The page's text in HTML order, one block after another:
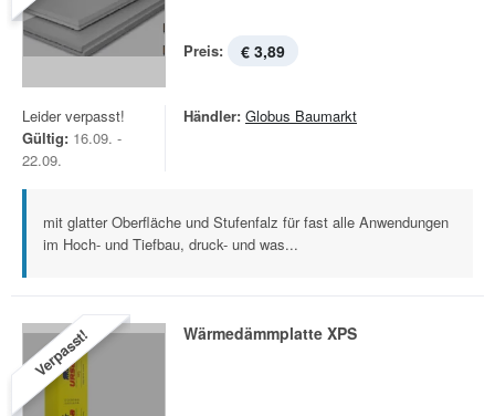
Preis: € 3,89
Leider verpasst!
Gültig: 16.09. -
22.09.
Händler: Globus Baumarkt
mit glatter Oberfläche und Stufenfalz für fast alle Anwendungen
im Hoch- und Tiefbau, druck- und was...
Verpasst! Wärmedämmplatte XPS